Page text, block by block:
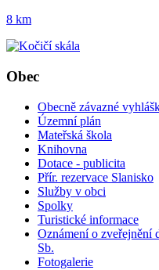
8 km
Obec
Obecně závazné
Územní plán
Mateřská škola
Knihovna
Dotace - publicita
Přír. rezervace Slanisko
Služby v obci
Spolky
Turistické informace
Oznámení o zveřejnění
Sb.
Fotogalerie